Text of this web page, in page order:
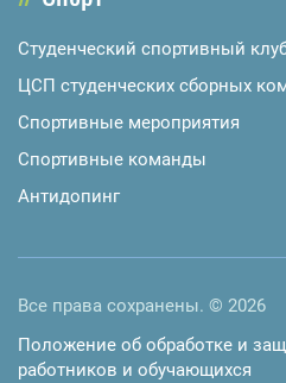
Студенческий спортивный
ЦСП студенческих сборных
Спортивные мероприятия
Спортивные команды
Антидопинг
Все права сохранены. © 2026
Положение об обработке и
работников и обучающихся